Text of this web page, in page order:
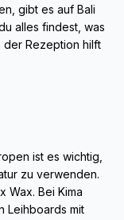
gibt es auf Bali
alles findest, was
der Rezeption hilft
ist es wichtig,
zu verwenden.
Wax. Bei Kima
Leihboards mit